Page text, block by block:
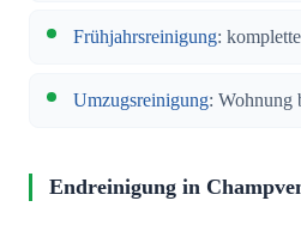
Frühjahrsreinigung:
Umzugsreinigung: Wohnung
Endreinigung in